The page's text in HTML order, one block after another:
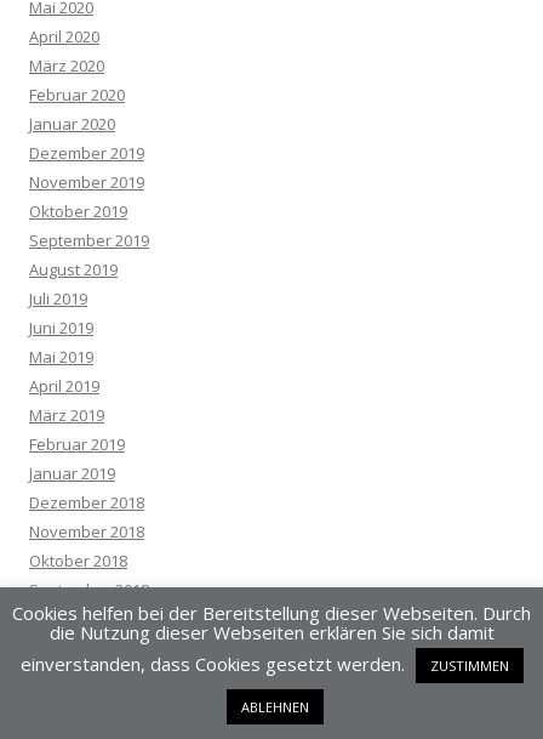
Mai 2020
April 2020
März 2020
Februar 2020
Januar 2020
Dezember 2019
November 2019
Oktober 2019
September 2019
August 2019
Juli 2019
Juni 2019
Mai 2019
April 2019
März 2019
Februar 2019
Januar 2019
Dezember 2018
November 2018
Oktober 2018
September 2018
August 2018
Juni 2018
Cookies helfen bei der Bereitstellung dieser Webseiten. Durch
die Nutzung dieser Webseiten erklären Sie sich damit
einverstanden, dass Cookies gesetzt werden.
ZUSTIMMEN
ABLEHNEN